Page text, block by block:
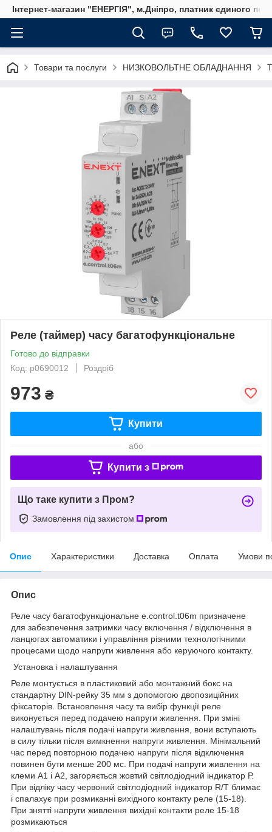
Інтернет-магазин "ЕНЕРГІЯ", м.Дніпро, платник єдиного
Товари та послуги НИЗКОВОЛЬТНЕ ОБЛАДНАННЯ
Реле (таймер) часу багатофункціональне
Готово до відправки
Код: p0690012
Роздріб
973 ₴
Купити
або
Купити з
Що таке купити з Пром?
Замовлення під захистом
Опис Характеристики Доставка Оплата Умови
Опис
Реле часу багатофункціональне e.control.t06m призначене
для забезпечення затримки часу включення / відключення в
ланцюгах автоматики і управління різними технологічними
процесами щодо напруги живлення або керуючого контакту.
Установка і налаштування
Реле монтується в пластиковий або монтажний бокс на
стандартну DIN-рейку 35 мм з допомогою двопозиційних
фіксаторів. Встановлення часу та вибір функції реле
виконується перед подачею напруги живлення. При зміні
налаштувань після подачі напруги живлення, вони вступають
в силу тільки після вимкнення напруги живлення. Мінімальний
час перед повторною подачею напруги після відключення
повинен бути менше 200 мс. При подачі напруги живлення на
клеми А1 і А2, загоряється жовтий світлодіодний індикатор Р.
При відліку часу червоний світлодіодний індикатор R/T блимає
і спалахує при розмиканні вихідного контакту реле (15-18).
При знятті напруги живлення вихідні контакти реле 15-18
розмикаються